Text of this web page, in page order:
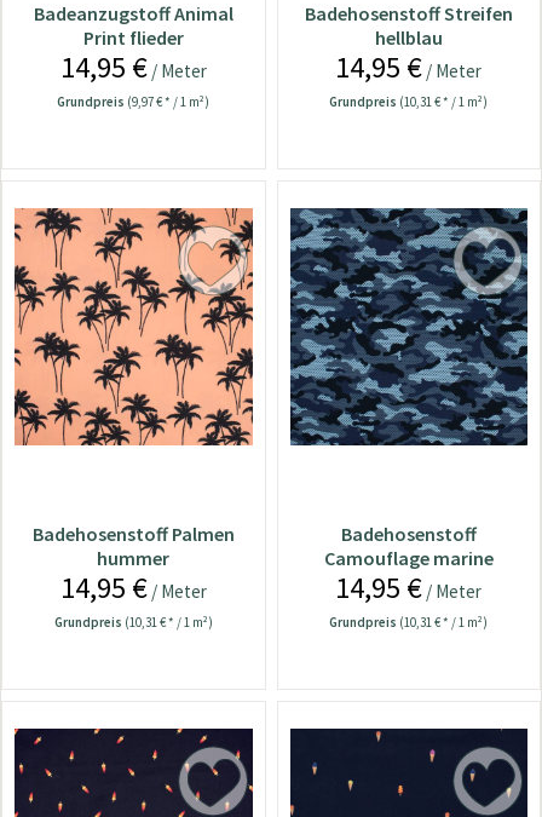
Badeanzugstoff Animal
Print flieder
14,95 €/ Meter
Grundpreis (9,97 € * / 1 m²)
Badehosenstoff Streifen
hellblau
14,95 € / Meter
Grundpreis (10,31 € * / 1 m²)
Badehosenstoff Palmen
hummer
14,95 €/ Meter
Grundpreis (10,31 € * / 1 m²)
Badehosenstoff
Camouflage marine
14,95 € / Meter
Grundpreis (10,31 € * / 1 m²)